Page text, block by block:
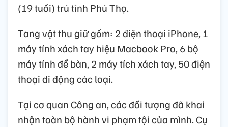
(19 tuổi) trú tỉnh Phú Thọ.
Tang vật thu giữ gồm: 2 điện thoại iPhone, 1
máy tính xách tay hiệu Macbook Pro, 6 bộ
máy tính để bàn, 2 máy tích xách tay, 50 điện
thoại di động các loại.
Tại cơ quan Công an, các đối tượng đã khai
nhận toàn bộ hành vi phạm tội của mình. Cụ